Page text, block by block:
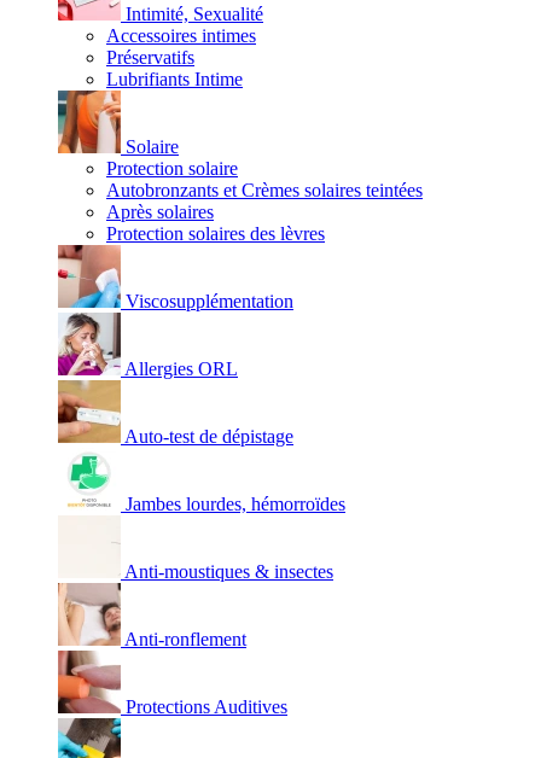
Intimité, Sexualité
Accessoires intimes
Préservatifs
Lubrifiants Intime
Solaire
Protection solaire
Autobronzants et Crèmes solaires teintées
Après solaires
Protection solaires des lèvres
Viscosupplémentation
Allergies ORL
Auto-test de dépistage
Jambes lourdes, hémorroïdes
Anti-moustiques & insectes
Anti-ronflement
Protections Auditives